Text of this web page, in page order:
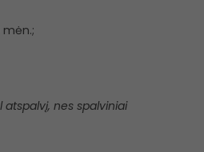
nes spalviniai